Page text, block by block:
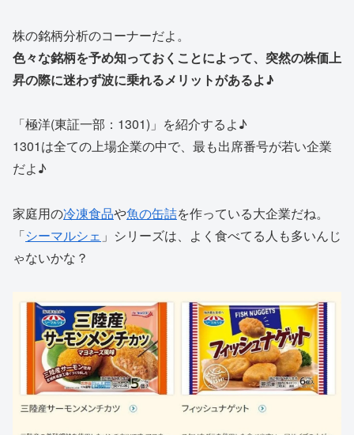
株の銘柄分析のコーナーだよ。
色々な銘柄を予め知っておくことによって、突然の株価上
昇の際に迷わず波に乗れるメリットがあるよ♪
「極洋(東証一部：1301)」を紹介するよ♪
1301は全ての上場企業の中で、最も出席番号が若い企業
だよ♪
家庭用の冷凍食品や魚の缶詰を作っている大企業だね。
「シーマルシェ 」シリーズは、よく食べてる人も多いんじ
ゃないかな？